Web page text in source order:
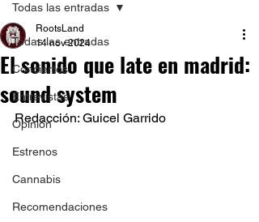
Todas las entradas
Conciertos
Entrevistas
Opinión
Estrenos
Cannabis
Recomendaciones
Todas las entradas
El sonido que late en madrid:
sound system
RootsLand
14 nov 2024
Redacción: Guicel Garrido